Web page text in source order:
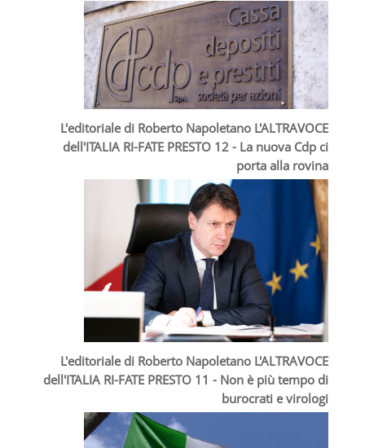
L'editoriale di Roberto Napoletano L'ALTRAVOCE
dell'ITALIA RI-FATE PRESTO 12 - La nuova Cdp ci
porta alla rovina
L'editoriale di Roberto Napoletano L'ALTRAVOCE
dell'ITALIA RI-FATE PRESTO 11 - Non è più tempo di
burocrati e virologi